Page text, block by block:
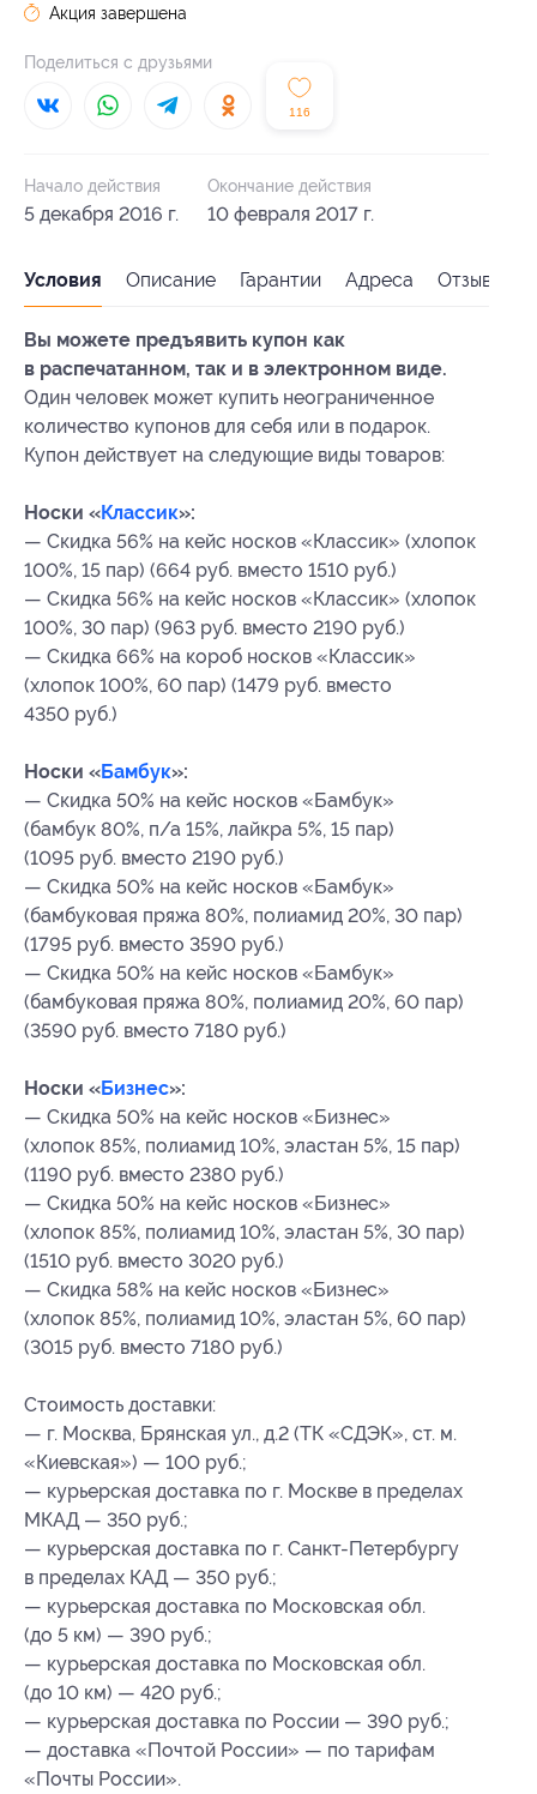
116
Акция завершена
Поделиться с друзьями
Начало действия
5 декабря 2016 г.
Окончание действия
10 февраля 2017 г.
Условия Описание Гарантии Адреса Отзывы
Вы можете предъявить купон как
в распечатанном, так и в электронном виде.
Один человек может купить неограниченное
количество купонов для себя или в подарок.
Купон действует на следующие виды товаров:
Носки «Классик»:
— Скидка 56% на кейс носков «Классик» (хлопок
100%, 15 пар) (664 руб. вместо 1510 руб.)
— Скидка 56% на кейс носков «Классик» (хлопок
100%, 30 пар) (963 руб. вместо 2190 руб.)
— Скидка 66% на короб носков «Классик»
(хлопок 100%, 60 пар) (1479 руб. вместо
4350 руб.)
Носки «Бамбук»:
— Скидка 50% на кейс носков «Бамбук»
(бамбук 80%, п/а 15%, лайкра 5%, 15 пар)
(1095 руб. вместо 2190 руб.)
— Скидка 50% на кейс носков «Бамбук»
(бамбуковая пряжа 80%, полиамид 20%, 30 пар)
(1795 руб. вместо 3590 руб.)
— Скидка 50% на кейс носков «Бамбук»
(бамбуковая пряжа 80%, полиамид 20%, 60 пар)
(3590 руб. вместо 7180 руб.)
Носки «Бизнес»:
— Скидка 50% на кейс носков «Бизнес»
(хлопок 85%, полиамид 10%, эластан 5%, 15 пар)
(1190 руб. вместо 2380 руб.)
— Скидка 50% на кейс носков «Бизнес»
(хлопок 85%, полиамид 10%, эластан 5%, 30 пар)
(1510 руб. вместо 3020 руб.)
— Скидка 58% на кейс носков «Бизнес»
(хлопок 85%, полиамид 10%, эластан 5%, 60 пар)
(3015 руб. вместо 7180 руб.)
Стоимость доставки:
— г. Москва, Брянская ул., д.2 (ТК «СДЭК», ст. м.
«Киевская») — 100 руб.;
— курьерская доставка по г. Москве в пределах
МКАД — 350 руб.;
— курьерская доставка по г. Санкт-Петербургу
в пределах КАД — 350 руб.;
— курьерская доставка по Московская обл.
(до 5 км) — 390 руб.;
— курьерская доставка по Московская обл.
(до 10 км) — 420 руб.;
— курьерская доставка по России — 390 руб.;
— доставка «Почтой России» — по тарифам
«Почты России».